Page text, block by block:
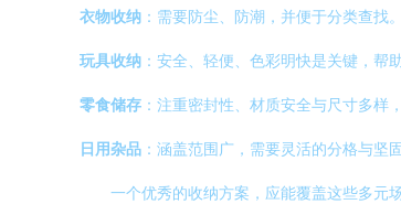
衣物收纳 ：需要防尘、防潮，并便于分类查找
玩具收纳 ：安全、轻便、色彩明快是关键，帮
零食储存 ：注重密封性、材质安全与尺寸多样
日用杂品 ：涵盖范围广，需要灵活的分格与坚
一个优秀的收纳方案，应能覆盖这些多元